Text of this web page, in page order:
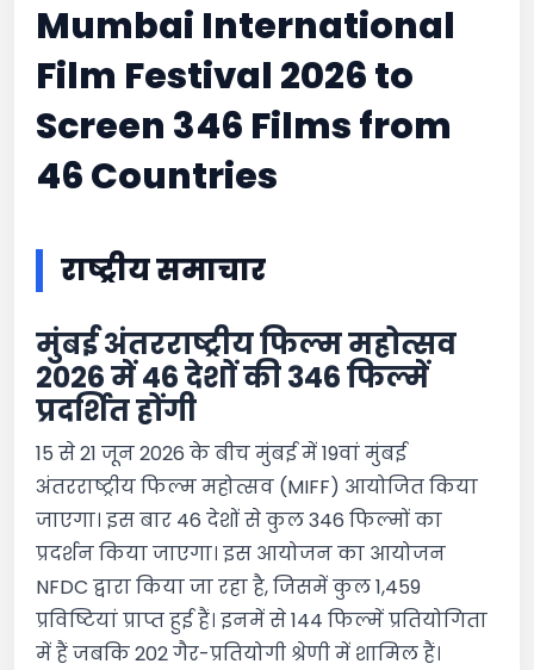
Mumbai International
Film Festival 2026 to
Screen 346 Films from
46 Countries
राष्ट्रीय समाचार
मुंबई अंतरराष्ट्रीय फिल्म महोत्सव
2026 में 46 देशों की 346 फिल्में
प्रदर्शित होंगी
15 से 21 जून 2026 के बीच मुंबई में 19वां मुंबई
अंतरराष्ट्रीय फिल्म महोत्सव (MIFF) आयोजित किया
जाएगा। इस बार 46 देशों से कुल 346 फिल्मों का
प्रदर्शन किया जाएगा। इस आयोजन का आयोजन
NFDC द्वारा किया जा रहा है, जिसमें कुल 1,459
प्रविष्टियां प्राप्त हुई हैं। इनमें से 144 फिल्में प्रतियोगिता
में हैं जबकि 202 गैर-प्रतियोगी श्रेणी में शामिल हैं।